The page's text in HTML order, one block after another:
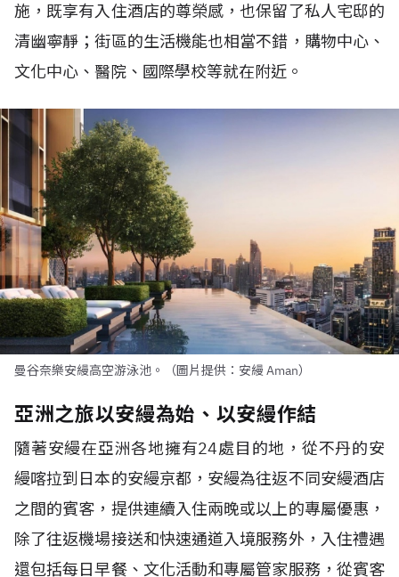
施，既享有入住酒店的尊榮感，也保留了私人宅邸的
清幽寧靜；街區的生活機能也相當不錯，購物中心、
文化中心、醫院、國際學校等就在附近。
曼谷奈樂安縵高空游泳池。（圖片提供：安縵 Aman）
亞洲之旅以安縵為始、以安縵作結
隨著安縵在亞洲各地擁有24處目的地，從不丹的安
縵喀拉到日本的安縵京都，安縵為往返不同安縵酒店
之間的賓客，提供連續入住兩晚或以上的專屬優惠，
除了往返機場接送和快速通道入境服務外，入住禮遇
還包括每日早餐、文化活動和專屬管家服務，從賓客